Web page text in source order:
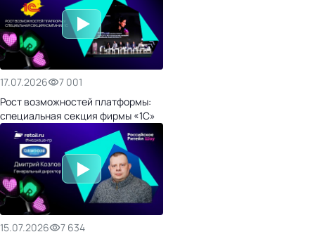
17.07.2026
7 001
Рост возможностей платформы:
специальная секция фирмы «1С»
15.07.2026
7 634